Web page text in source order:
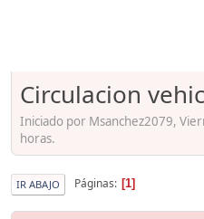
Circulacion
Iniciado por Msanchez2079,
horas.
IR ABAJO Páginas 1